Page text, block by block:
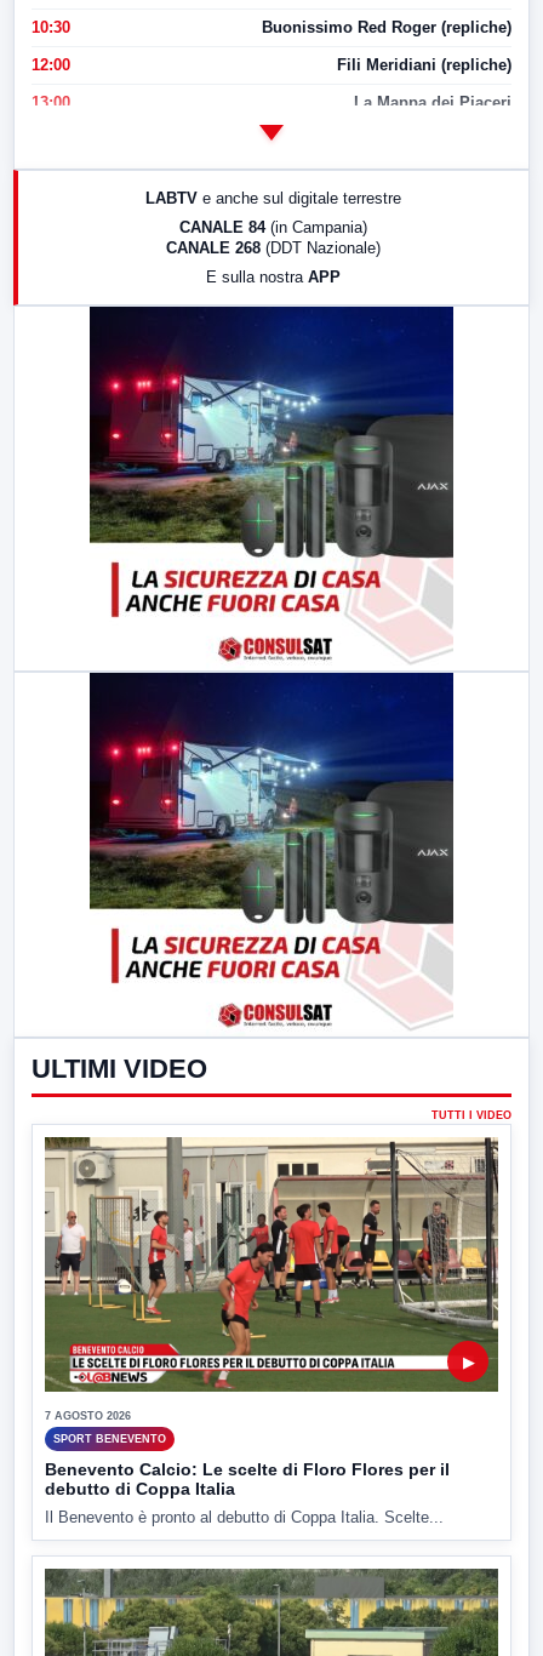
10:30 Buonissimo Red Roger (repliche)
12:00 Fili Meridiani (repliche)
13:00 La Mappa dei Piaceri
17:00 LabNews (replica)
LABTV e anche sul digitale terrestre
CANALE 84 (in Campania)
CANALE 268 (DDT Nazionale)
E sulla nostra APP
ULTIMI VIDEO
TUTTI I VIDEO
▶
7 AGOSTO 2026
SPORT BENEVENTO
Benevento Calcio: Le scelte di Floro Flores per il
debutto di Coppa Italia
Il Benevento è pronto al debutto di Coppa Italia. Scelte...